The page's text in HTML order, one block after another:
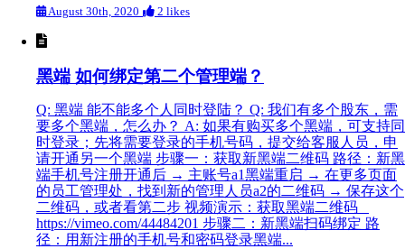
August 30th, 2020 2 likes
黑端 如何绑定第二个管理端？
Q: 黑端 能不能多个人同时登陆？ Q: 我们有多个股东，需
要多个黑端，怎么办？ A: 如果有购买多个黑端，可支持同
时登录；先将需要登录的手机号码，提交给客服人员，申
请开通另一个黑端 步骤一：获取新黑端二维码 路径：新黑
端手机号注册开通后 → 主账号a1黑端重启 → 在更多页面
的员工管理处，找到新的管理人员a2的二维码 → 保存这个
二维码，或者看第二步 视频演示：获取黑端二维码
https://vimeo.com/44484201 步骤二：新黑端扫码绑定 路
径：用新注册的手机号和密码登录黑端...